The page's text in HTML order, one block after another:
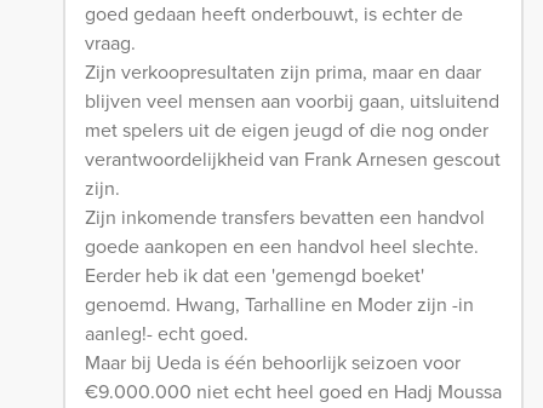
goed gedaan heeft onderbouwt, is echter de
vraag.
Zijn verkoopresultaten zijn prima, maar en daar
blijven veel mensen aan voorbij gaan, uitsluitend
met spelers uit de eigen jeugd of die nog onder
verantwoordelijkheid van Frank Arnesen gescout
zijn.
Zijn inkomende transfers bevatten een handvol
goede aankopen en een handvol heel slechte.
Eerder heb ik dat een 'gemengd boeket'
genoemd. Hwang, Tarhalline en Moder zijn -in
aanleg!- echt goed.
Maar bij Ueda is één behoorlijk seizoen voor
€9.000.000 niet echt heel goed en Hadj Moussa